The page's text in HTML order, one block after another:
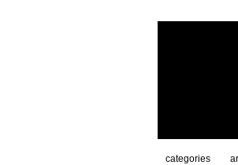
categories